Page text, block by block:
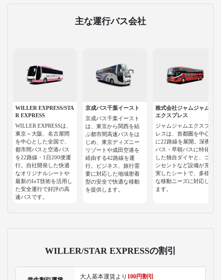
主な運行バス会社
WILLER EXPRESS/STA
R EXPRESS
WILLER EXPRESSは、
東京～大阪、名古屋間
を中心とした全国で、
都市間バスと空港バス
を22路線・1日200便運
行。自社開発した快適
なオリジナルシートや
最新のIoT技術を活用し
た安全運行で好評の高
速バスです。
京成バス千葉イースト
京成バス千葉イースト
は、東京から関西を結
ぶ都市間高速バスをは
じめ、東京ディズニー
リゾートや成田空港を
経由する42路線を運
行。ビジネス、旅行需
要に対応した地域密着
型の安全で快適な移動
を提供します。
株式会社ジャムジャム
エクスプレス
ジャムジャムエクスプ
レスは、首都圏を中心
に22路線を展開。深夜
バス・早朝バスに特化
した独自ダイヤと、コ
ンセントなど設備が充
実したシートで、多様
な移動ニーズに対応し
ます。
WILLER/STAR EXPRESSの割引
大人基本運賃より 100円割引